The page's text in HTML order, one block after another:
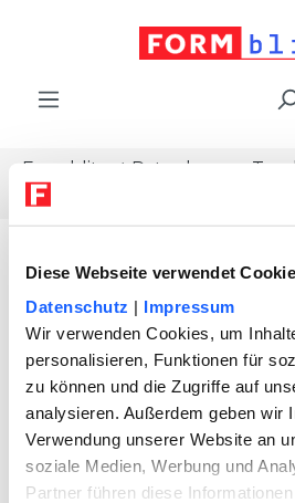
Diese Webseite verwendet
Datenschutz | Impressum
Wir verwenden Cookies, um
personalisieren, Funktionen für
zu können und die Zugriffe auf
analysieren. Außerdem geben wir
Verwendung unserer Website an
soziale Medien, Werbung und
Partner führen diese
Formblitz Ratgeber
Makler-expose-haus